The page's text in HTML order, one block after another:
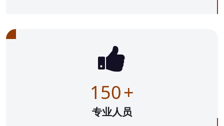
150+
专业人员